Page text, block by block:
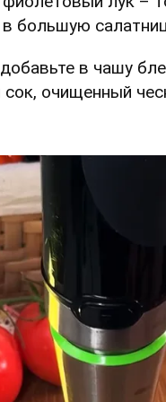
большую
в чашу
очищенный